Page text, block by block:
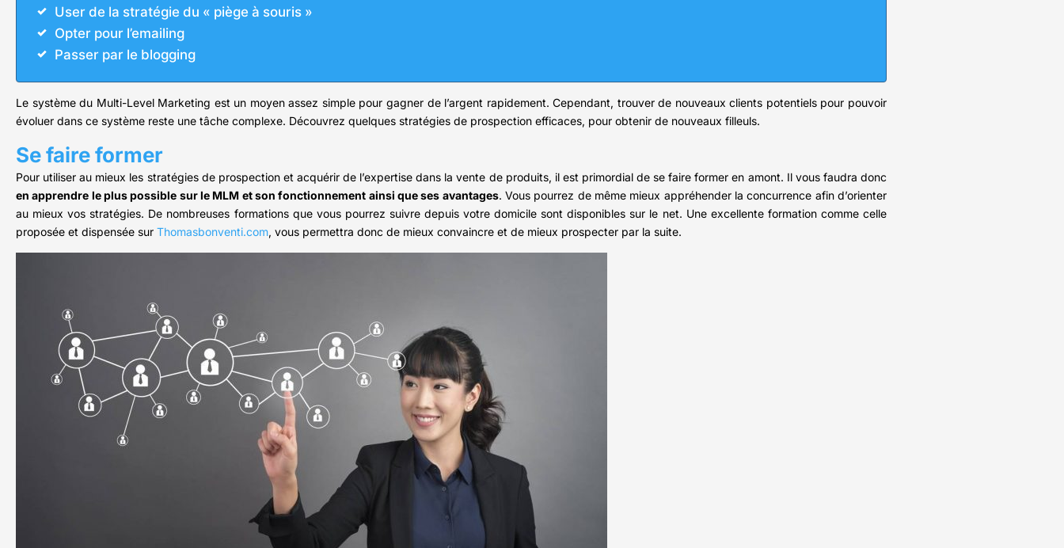
User de la stratégie du « piège à souris »
Opter pour l’emailing
Passer par le blogging
Le système du Multi-Level Marketing est un moyen assez simple pour gagner de l’argent rapidement. Cependant, trouver de nouveaux clients potentiels pour pouvoir
évoluer dans ce système reste une tâche complexe. Découvrez quelques stratégies de prospection efficaces, pour obtenir de nouveaux filleuls.
Se faire former
Pour utiliser au mieux les stratégies de prospection et acquérir de l’expertise dans la vente de produits, il est primordial de se faire former en amont. Il vous faudra donc
en apprendre le plus possible sur le MLM et son fonctionnement ainsi que ses avantages. Vous pourrez de même mieux appréhender la concurrence afin d’orienter
au mieux vos stratégies. De nombreuses formations que vous pourrez suivre depuis votre domicile sont disponibles sur le net. Une excellente formation comme celle
proposée et dispensée sur Thomasbonventi.com, vous permettra donc de mieux convaincre et de mieux prospecter par la suite.